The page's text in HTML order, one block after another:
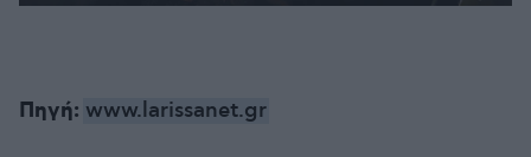
Πηγή: www.larissanet.gr